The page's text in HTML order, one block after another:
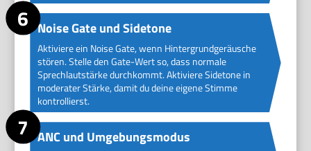
Noise Gate und Sidetone
Aktiviere ein Noise Gate, wenn Hintergrundgeräusche
stören. Stelle den Gate-Wert so, dass normale
Sprechlautstärke durchkommt. Aktiviere Sidetone in
moderater Stärke, damit du deine eigene Stimme
kontrollierst.
ANC und Umgebungsmodus